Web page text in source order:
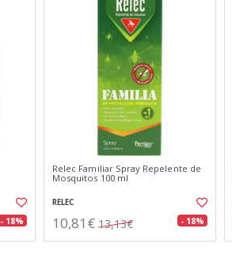
- 18%
Relec Familiar Spray Repelente de
Mosquitos 100 ml
RELEC
10,81€ 13,13€ - 18%